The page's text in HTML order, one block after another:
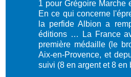
1 pour Grégoire Marche
En ce qui concerne
la perfide Albion a
éditions … La France
première médaille (le
Aix-en-Provence, et
suivi (8 en argent et 8 en